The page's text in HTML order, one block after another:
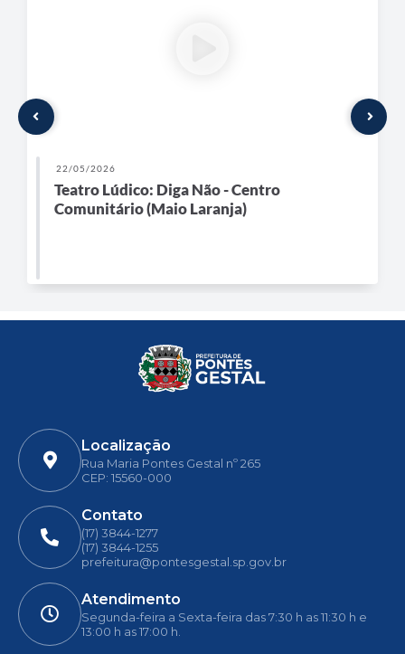
22/05/2026
Teatro Lúdico: Diga Não - Centro
Comunitário (Maio Laranja)
Localização
Rua Maria Pontes Gestal nº 265
CEP: 15560-000
Contato
(17) 3844-1277
(17) 3844-1255
prefeitura@pontesgestal.sp.gov.br
Atendimento
Segunda-feira a Sexta-feira das 7:30 h as 11:30 h e
13:00 h as 17:00 h.